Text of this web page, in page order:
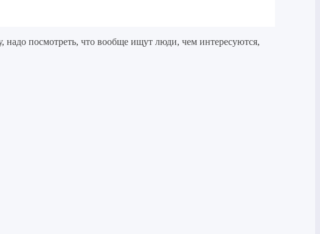
надо посмотреть, что вообще ищут люди, чем интересуются,